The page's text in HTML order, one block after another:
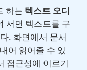
하는 텍스트 오디
서면 텍스트를 구
. 화면에서 문서
어 읽어줄 수 있
접근성에 이르기